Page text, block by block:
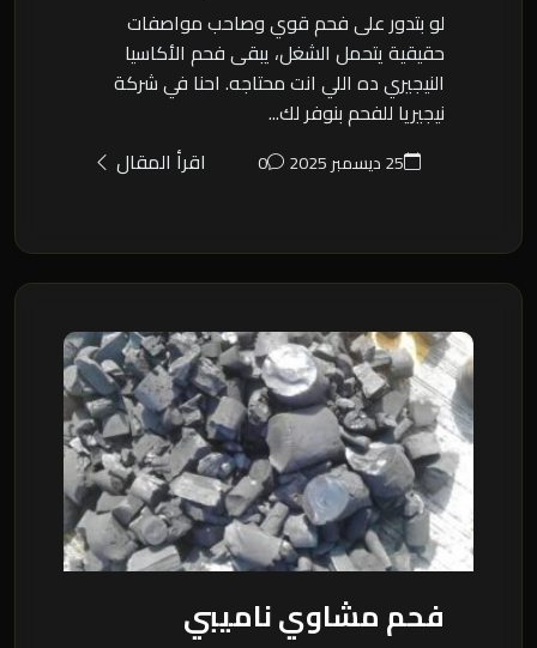
لو بتدور على فحم قوي وصاحب مواصفات
حقيقية يتحمل الشغل، يبقى فحم الأكاسيا
النيجيري ده اللي انت محتاجه. احنا في شركة
نيجيريا للفحم بنوفر لك...
25 ديسمبر 2025 0 اقرأ المقال
فحم مشاوي ناميبي